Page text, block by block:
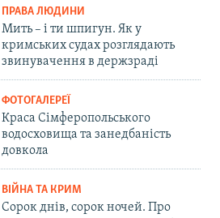
ПРАВА ЛЮДИНИ
Мить – і ти шпигун. Як у
кримських судах розглядають
звинувачення в держзраді
ФОТОГАЛЕРЕЇ
Краса Сімферопольського
водосховища та занедбаність
довкола
ВІЙНА ТА КРИМ
Сорок днів, сорок ночей. Про